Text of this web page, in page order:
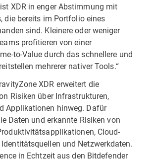
XDR in enger Abstimmung mit
die bereits im Portfolio eines
sind. Kleinere oder weniger
profitieren von einer
to-Value durch das schnellere und
mehrerer nativer Tools.“
XDR erweitert die
Risiken über Infrastrukturen,
Applikationen hinweg. Dafür
Daten und erkannte Risiken von
Cloud-
Identitätsquellen und Netzwerkdaten.
in Echtzeit aus den Bitdefender